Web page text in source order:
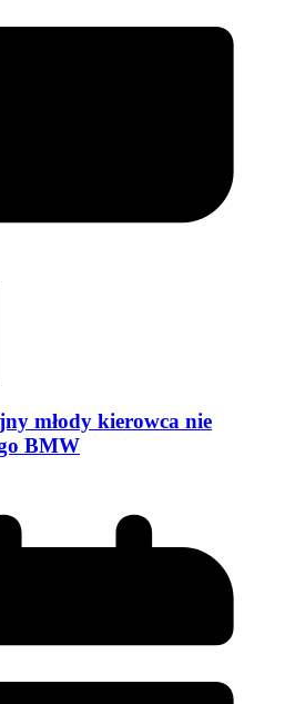
młody kierowca nie
BMW